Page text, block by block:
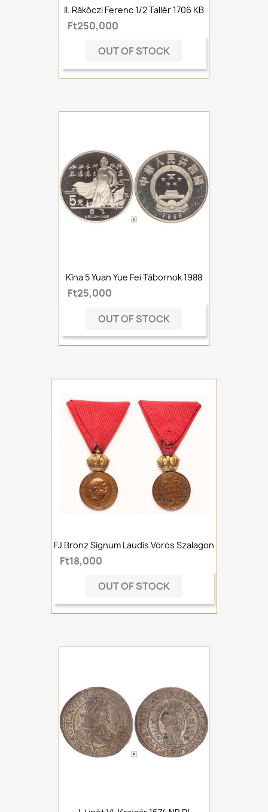
II. Rákóczi Ferenc 1/2 Tallér 1706 KB
Ft250,000
OUT OF STOCK
Kína 5 Yuan Yue Fei Tábornok 1988
Ft25,000
OUT OF STOCK
FJ Bronz Signum Laudis Vörös Szalagon
Ft18,000
OUT OF STOCK